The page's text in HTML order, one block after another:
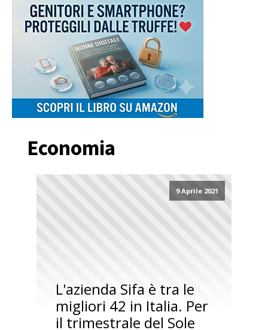
Economia
9 Aprile 2021
L'azienda Sifa è tra le
migliori 42 in Italia. Per
il trimestrale del Sole